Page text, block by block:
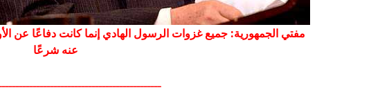
مفتي الجمهورية: جميع غزوات الرسول الهادي إنما كانت دفاعًا عن
عنه شرعًا